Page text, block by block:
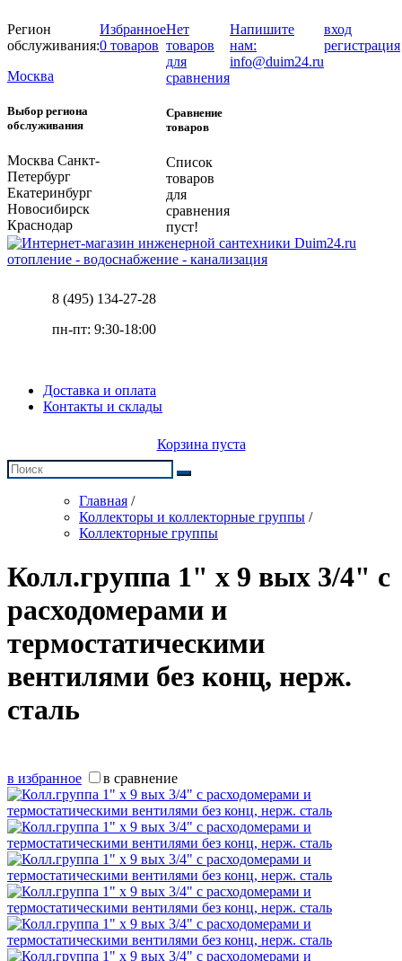
Регион
обслуживания:
Москва
Выбор региона
обслуживания
Москва Санкт-
Петербург
Екатеринбург
Новосибирск
Краснодар
Избранное
0 товаров
Нет
товаров
для
сравнения
Сравнение
товаров
Список
товаров
для
сравнения
пуст!
Напишите
нам:
info@duim24.ru
вход
регистрация
отопление - водоснабжение - канализация
8 (495) 134-27-28
пн-пт: 9:30-18:00
Доставка и оплата
Контакты и склады
Корзина пуста
Главная /
Коллекторы и коллекторные группы /
Коллекторные группы
Колл.группа 1" х 9 вых 3/4" с
расходомерами и
термостатическими
вентилями без конц, нерж.
сталь
в избранное в сравнение